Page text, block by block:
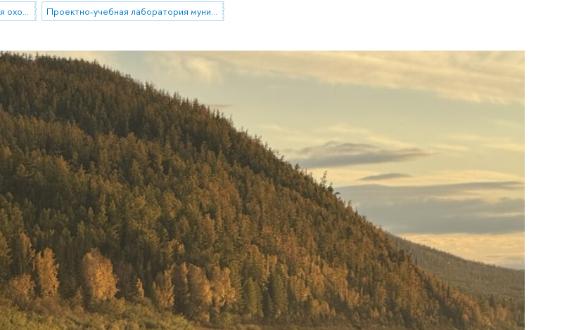
Проектная группа «Промысловая охота в современной России» Проектно-учебная лаборатория муниципального управления